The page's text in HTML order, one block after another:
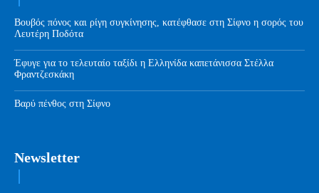
Βουβός πόνος και ρίγη συγκίνησης, κατέφθασε στη Σίφνο η σορός του
Λευτέρη Ποδότα
Έφυγε για το τελευταίο ταξίδι η Ελληνίδα καπετάνισσα Στέλλα
Φραντζεσκάκη
Βαρύ πένθος στη Σίφνο
Newsletter